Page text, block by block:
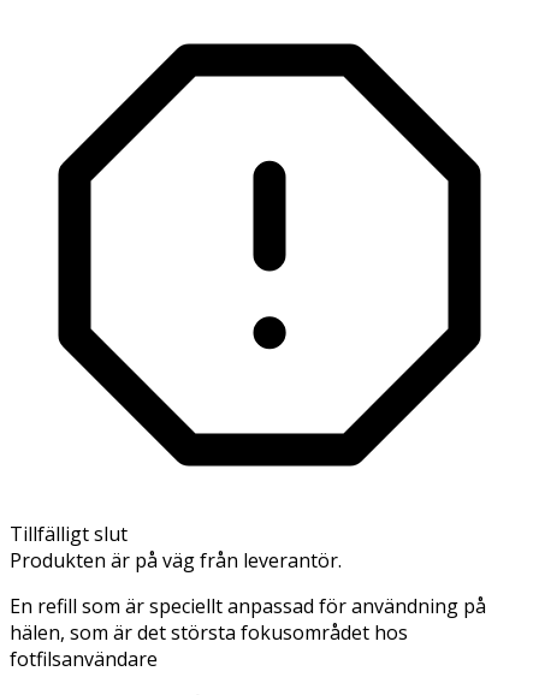
Tillfälligt slut
Produkten är på väg från leverantör.
En refill som är speciellt anpassad för användning på
hälen, som är det största fokusområdet hos
fotfilsanvändare